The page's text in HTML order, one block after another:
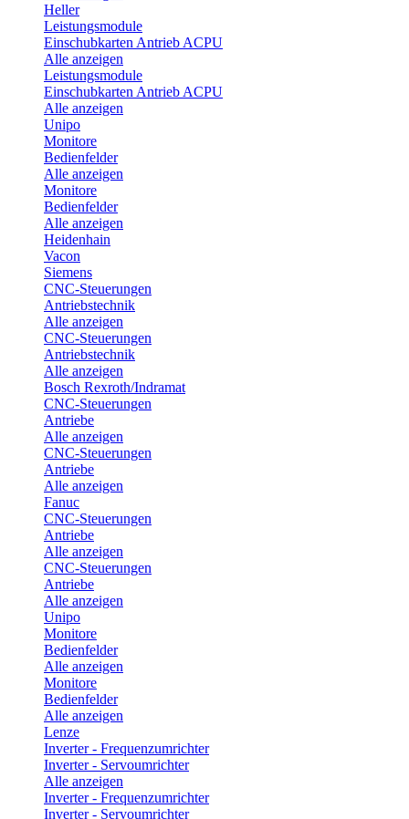
Heller
Leistungsmodule
Einschubkarten Antrieb ACPU
Alle anzeigen
Leistungsmodule
Einschubkarten Antrieb ACPU
Alle anzeigen
Unipo
Monitore
Bedienfelder
Alle anzeigen
Monitore
Bedienfelder
Alle anzeigen
Heidenhain
Vacon
Siemens
CNC-Steuerungen
Antriebstechnik
Alle anzeigen
CNC-Steuerungen
Antriebstechnik
Alle anzeigen
Bosch Rexroth/Indramat
CNC-Steuerungen
Antriebe
Alle anzeigen
CNC-Steuerungen
Antriebe
Alle anzeigen
Fanuc
CNC-Steuerungen
Antriebe
Alle anzeigen
CNC-Steuerungen
Antriebe
Alle anzeigen
Unipo
Monitore
Bedienfelder
Alle anzeigen
Monitore
Bedienfelder
Alle anzeigen
Lenze
Inverter - Frequenzumrichter
Inverter - Servoumrichter
Alle anzeigen
Inverter - Frequenzumrichter
Inverter - Servoumrichter